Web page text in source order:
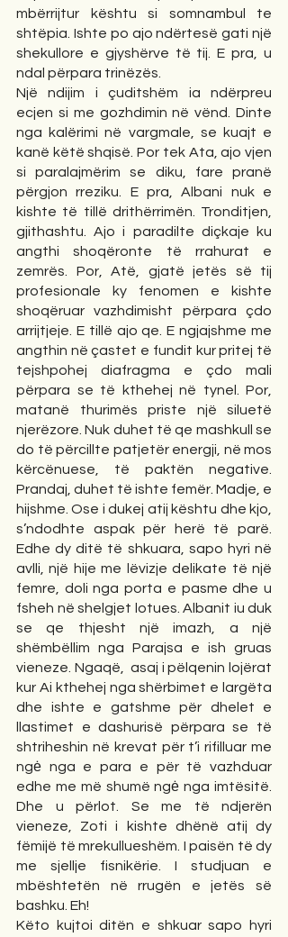
mbërrijtur kështu si somnambul te
shtëpia. Ishte po ajo ndërtesë gati një
shekullore e gjyshërve të tij. E pra, u
ndal përpara trinëzës.
Një ndijim i çuditshëm ia ndërpreu
ecjen si me gozhdimin në vënd. Dinte
nga kalërimi në vargmale, se kuajt e
kanë këtë shqisë. Por tek Ata, ajo vjen
si paralajmërim se diku, fare pranë
përgjon rreziku. E pra, Albani nuk e
kishte të tillë drithërrimën. Tronditjen,
gjithashtu. Ajo i paradilte diçkaje ku
angthi shoqëronte të rrahurat e
zemrës. Por, Atë, gjatë jetës së tij
profesionale ky fenomen e kishte
shoqëruar vazhdimisht përpara çdo
arrijtjeje. E tillë ajo qe. E ngjajshme me
angthin në çastet e fundit kur pritej të
tejshpohej diafragma e çdo mali
përpara se të kthehej në tynel. Por,
matanë thurimës priste një siluetë
njerëzore. Nuk duhet të qe mashkull se
do të përcillte patjetër energji, në mos
kërcënuese, të paktën negative.
Prandaj, duhet të ishte femër. Madje, e
hijshme. Ose i dukej atij kështu dhe kjo,
s’ndodhte aspak për herë të parë.
Edhe dy ditë të shkuara, sapo hyri në
avlli, një hije me lëvizje delikate të një
femre, doli nga porta e pasme dhe u
fsheh në shelgjet lotues. Albanit iu duk
se qe thjesht një imazh, a një
shëmbëllim nga Parajsa e ish gruas
vieneze. Ngaqë,  asaj i pëlqenin lojërat
kur Ai kthehej nga shërbimet e largëta
dhe ishte e gatshme për dhelet e
llastimet e dashurisë përpara se të
shtriheshin në krevat për t’i rifilluar me
ngė nga e para e për të vazhduar
edhe me më shumë ngė nga imtësitë.
Dhe u përlot. Se me të ndjerën
vieneze, Zoti i kishte dhënë atij dy
fëmijë të mrekullueshëm. I paisën të dy
me sjellje fisnikërie. I studjuan e
mbështetën në rrugën e jetës së
bashku. Eh!
Këto kujtoi ditën e shkuar sapo hyri